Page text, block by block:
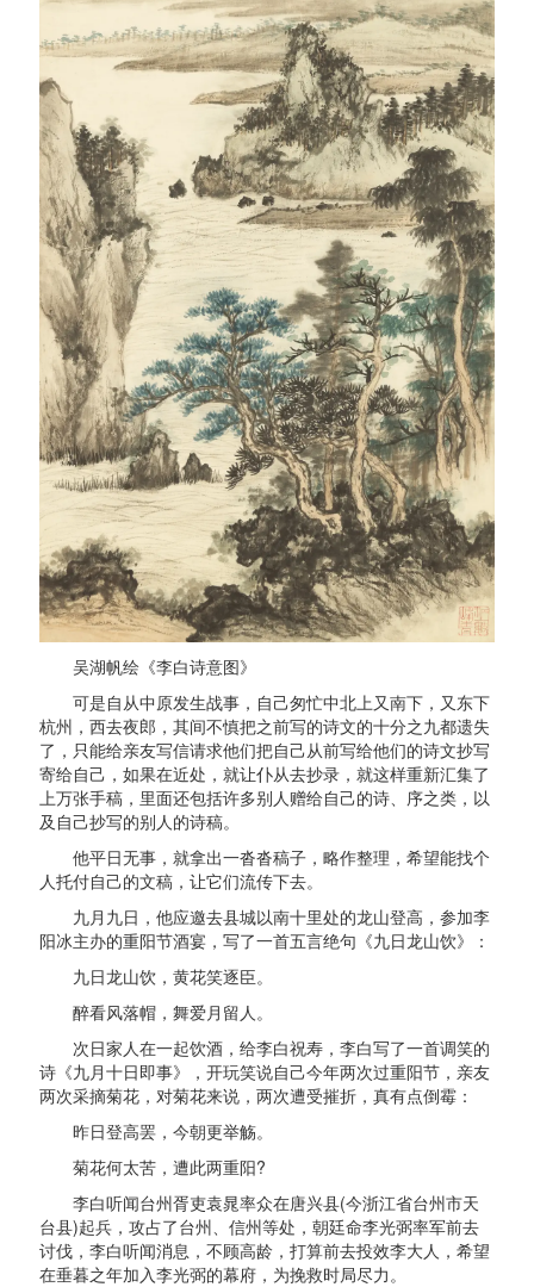
吴湖帆绘《李白诗意图》
可是自从中原发生战事，自己匆忙中北上又南下，又东下
杭州，西去夜郎，其间不慎把之前写的诗文的十分之九都遗失
了，只能给亲友写信请求他们把自己从前写给他们的诗文抄写
寄给自己，如果在近处，就让仆从去抄录，就这样重新汇集了
上万张手稿，里面还包括许多别人赠给自己的诗、序之类，以
及自己抄写的别人的诗稿。
他平日无事，就拿出一沓沓稿子，略作整理，希望能找个
人托付自己的文稿，让它们流传下去。
九月九日，他应邀去县城以南十里处的龙山登高，参加李
阳冰主办的重阳节酒宴，写了一首五言绝句《九日龙山饮》：
九日龙山饮，黄花笑逐臣。
醉看风落帽，舞爱月留人。
次日家人在一起饮酒，给李白祝寿，李白写了一首调笑的
诗《九月十日即事》，开玩笑说自己今年两次过重阳节，亲友
两次采摘菊花，对菊花来说，两次遭受摧折，真有点倒霉：
昨日登高罢，今朝更举觞。
菊花何太苦，遭此两重阳?
李白听闻台州胥吏袁晁率众在唐兴县(今浙江省台州市天
台县)起兵，攻占了台州、信州等处，朝廷命李光弼率军前去
讨伐，李白听闻消息，不顾高龄，打算前去投效李大人，希望
在垂暮之年加入李光弼的幕府，为挽救时局尽力。